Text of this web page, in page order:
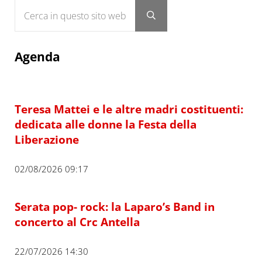
Submit search
Agenda
Teresa Mattei e le altre madri costituenti:
dedicata alle donne la Festa della
Liberazione
02/08/2026 09:17
Serata pop- rock: la Laparo’s Band in
concerto al Crc Antella
22/07/2026 14:30